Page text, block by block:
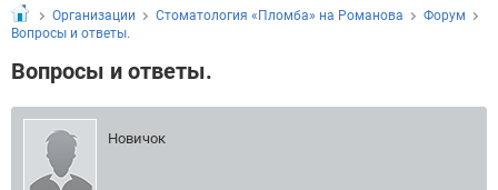
Организации Стоматология «Пломба» на Романова
Форум
Вопросы и ответы.
Вопросы и ответы.
Новичок